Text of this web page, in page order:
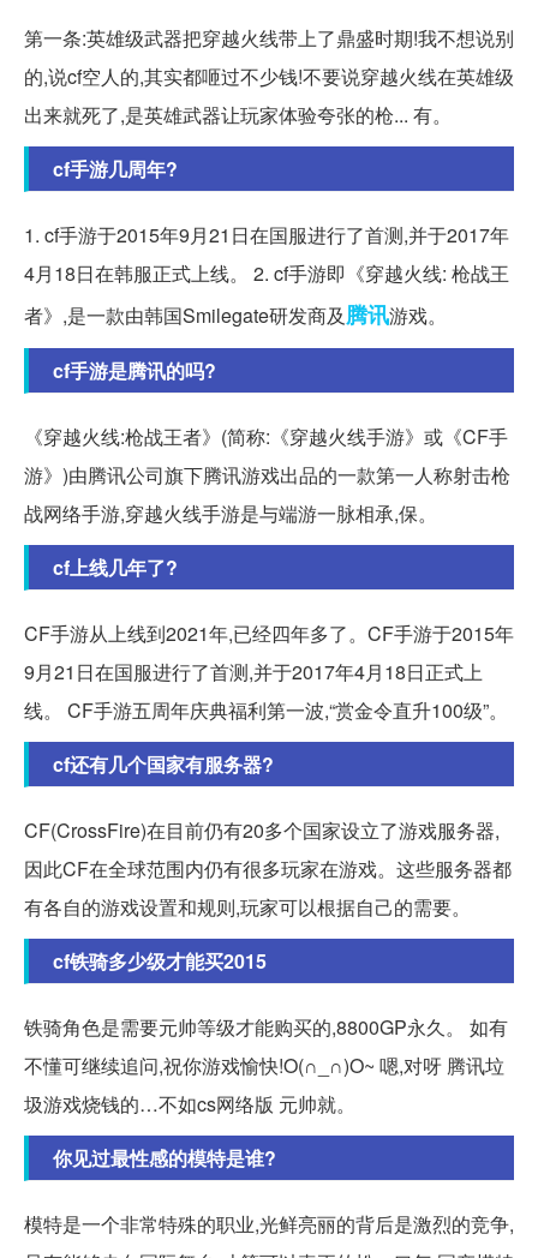
第一条:英雄级武器把穿越火线带上了鼎盛时期!我不想说别
的,说cf空人的,其实都咂过不少钱!不要说穿越火线在英雄级
出来就死了,是英雄武器让玩家体验夸张的枪... 有。
cf手游几周年?
1. cf手游于2015年9月21日在国服进行了首测,并于2017年
4月18日在韩服正式上线。 2. cf手游即《穿越火线: 枪战王
者》,是一款由韩国Smilegate研发商及腾讯游戏。
cf手游是腾讯的吗?
《穿越火线:枪战王者》(简称:《穿越火线手游》或《CF手
游》)由腾讯公司旗下腾讯游戏出品的一款第一人称射击枪
战网络手游,穿越火线手游是与端游一脉相承,保。
cf上线几年了?
CF手游从上线到2021年,已经四年多了。CF手游于2015年
9月21日在国服进行了首测,并于2017年4月18日正式上
线。 CF手游五周年庆典福利第一波,“赏金令直升100级”。
cf还有几个国家有服务器?
CF(CrossFire)在目前仍有20多个国家设立了游戏服务器,
因此CF在全球范围内仍有很多玩家在游戏。这些服务器都
有各自的游戏设置和规则,玩家可以根据自己的需要。
cf铁骑多少级才能买2015
铁骑角色是需要元帅等级才能购买的,8800GP永久。 如有
不懂可继续追问,祝你游戏愉快!O(∩_∩)O~ 嗯,对呀 腾讯垃
圾游戏烧钱的…不如cs网络版 元帅就。
你见过最性感的模特是谁?
模特是一个非常特殊的职业,光鲜亮丽的背后是激烈的竞争,